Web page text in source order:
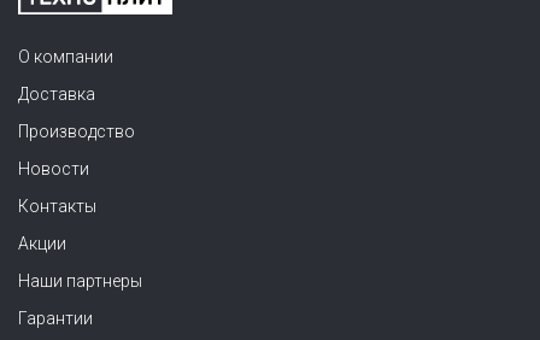
О компании
Доставка
Производство
Новости
Контакты
Акции
Наши партнеры
Гарантии